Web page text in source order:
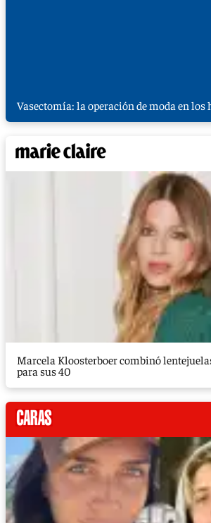
Vasectomía: la operación de moda en los
Marcela Kloosterboer combinó
para sus 40